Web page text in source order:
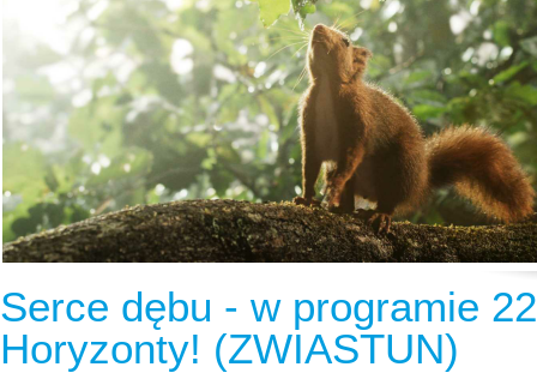
Serce dębu - w programie
Horyzonty! (ZWIASTUN)